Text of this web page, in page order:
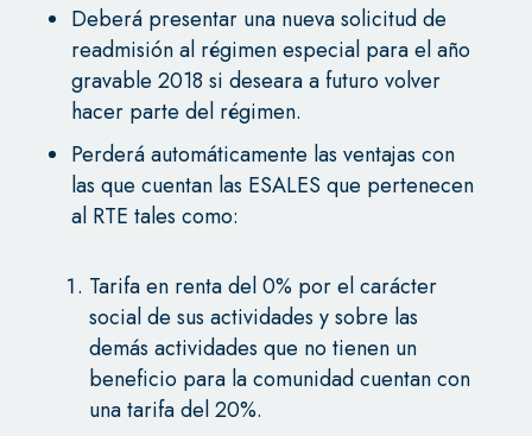
Deberá presentar una nueva solicitud de
readmisión al régimen especial para el año
gravable 2018 si deseara a futuro volver
hacer parte del régimen.
Perderá automáticamente las ventajas con
las que cuentan las ESALES que pertenecen
al RTE tales como:
Tarifa en renta del 0% por el carácter
social de sus actividades y sobre las
demás actividades que no tienen un
beneficio para la comunidad cuentan con
una tarifa del 20%.